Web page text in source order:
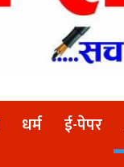
धर्म ई-पेपर